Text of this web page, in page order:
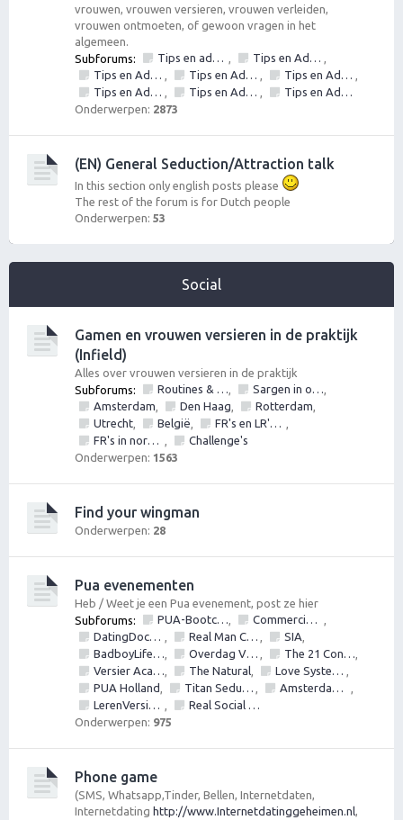
vrouwen, vrouwen versieren, vrouwen verleiden,
vrouwen ontmoeten, of gewoon vragen in het
algemeen.
Subforums:
Tips en advies vrouwen versieren: Algemeen , Tips en Advies: Openen & Gesprekstechnieken. Openingszinnen en zin om te openen. De eerste stap om te gaan vrouwen versieren.
,
Tips en Advies: Daten met vrouwen
, Tips en Advies: Day game - vrouwen versieren op straat , Tips en Advies: Social circle game
,
Tips en Advies: Inner Game
, Tips en Advies: Outer game ,
Tips en Advies: NLP
Onderwerpen: 2873
(EN) General Seduction/Attraction talk
In this section only english posts please
The rest of the forum is for Dutch people
Onderwerpen: 53
Social
Gamen en vrouwen versieren in de praktijk
(Infield)
Alles over vrouwen versieren in de praktijk
Subforums:
Routines & Games mbt vrouwen versieren, verleiden, ontmoeten en daten , Sargen in of vrouwen versieren op locatie in?
,
Amsterdam, Den Haag, Rotterdam,
Utrecht, België, FR's en LR's (alles mag fotos, nummers, etc)
,
FR's in normal life
,
Challenge's
Onderwerpen: 1563
Find your wingman
Onderwerpen: 28
Pua evenementen
Heb / Weet je een Pua evenement, post ze hier
Subforums:
PUA-Bootcamps, Versiercursus, VersierWorkshops en PickupSeminars , Commerciële bedrijven / Reviews van versier workshops en pick up bootcamps
,
DatingDoctors
, Real Man Conference , SIA,
BadboyLifestyle
, Overdag Vrouwen Versieren.nl , The 21 Convention
,
Versier Academie
, The Natural, Love Systems
,
PUA Holland, Titan Seduction , Amsterdam Bootcamps
,
LerenVersieren.nl
,
Real Social Dynamics
Onderwerpen: 975
Phone game
(SMS, Whatsapp,Tinder, Bellen, Internetdaten,
Internetdating http://www.Internetdatinggeheimen.nl,